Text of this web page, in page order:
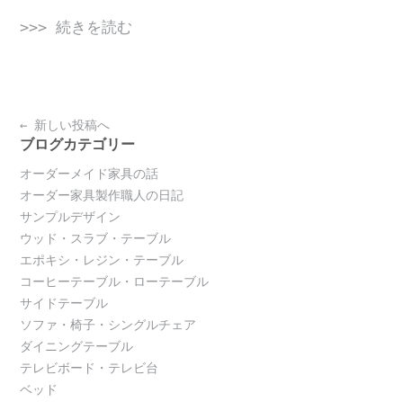
>>> 続きを読む
Posts
navigation
← 新しい投稿へ
ブログカテゴリー
オーダーメイド家具の話
オーダー家具製作職人の日記
サンプルデザイン
ウッド・スラブ・テーブル
エポキシ・レジン・テーブル
コーヒーテーブル・ローテーブル
サイドテーブル
ソファ・椅子・シングルチェア
ダイニングテーブル
テレビボード・テレビ台
ベッド